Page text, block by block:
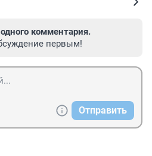
комментария.
первым!
Отправить